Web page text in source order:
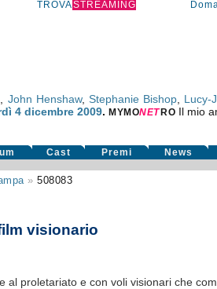
TROVASTREAMING
John Henshaw, Stephanie Bishop, Lucy-
4 dicembre 2009.MYMONET RO Il mio
Cast Premi News
»508083
visionario
proletariato e con voli visionari che